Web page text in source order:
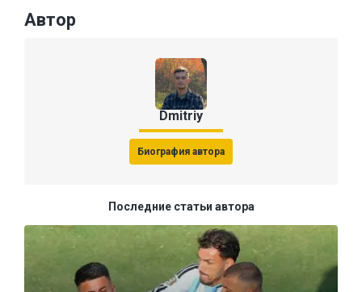
Автор
Dmitriy
Биография автора
Последние статьи автора